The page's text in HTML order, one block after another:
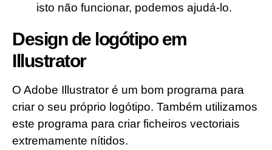
isto não funcionar, podemos ajudá-lo.
Design de logótipo em
Illustrator
O Adobe Illustrator é um bom programa para
criar o seu próprio logótipo. Também utilizamos
este programa para criar ficheiros vectoriais
extremamente nítidos.